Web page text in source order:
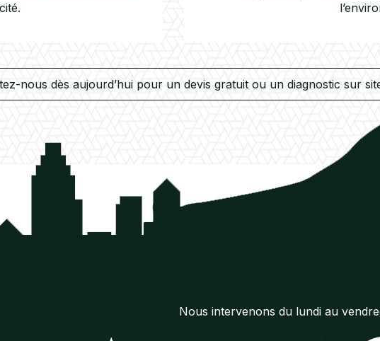
nous dès aujourd’hui pour un devis gratuit ou un diagnostic sur
Nous intervenons du lundi au